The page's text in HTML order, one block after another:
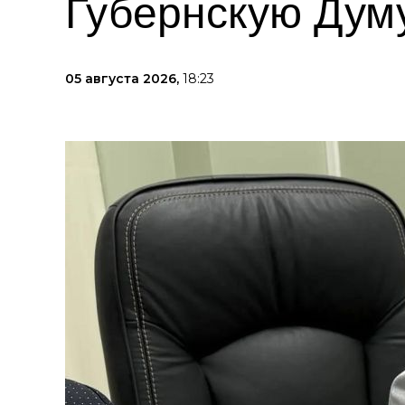
Губернскую
05 августа 2026, 18:23